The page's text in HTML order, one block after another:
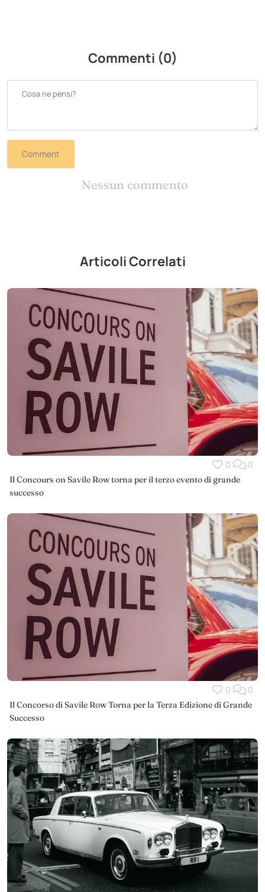
Commenti (0)
Comment
Nessun commento
Articoli Correlati
0 0
Il Concours on Savile Row torna per il terzo evento di grande
successo
0 0
Il Concorso di Savile Row Torna per la Terza Edizione di Grande
Successo